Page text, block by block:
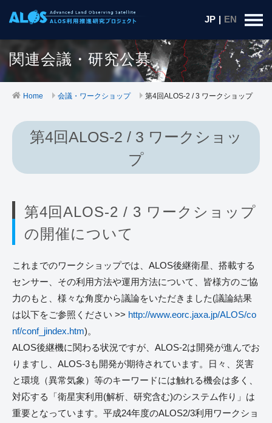
JP | EN
関連会議・研究公募
Home 会議・ワークショップ 第4回ALOS-2 / 3 ワークショップ
第4回ALOS-2 / 3 ワークショッ
プ
第4回ALOS-2 / 3 ワークショップ
の開催について
これまでのワークショップでは、ALOS後継衛星、搭載する
センサー、その利用方法や運用方法について、皆様方のご協
力のもと、様々な角度から議論をいただきました(議論結果
は以下をご参照ください >> http://www.eorc.jaxa.jp/ALOS/co
nf/conf_jindex.htm)。
ALOS後継機に関わる状況ですが、ALOS-2は開発が進んでお
りますし、ALOS-3も開発が期待されています。日々、災害
と環境（異常気象）等のキーワードには触れる機会は多く、
対応する「衛星実利用(解析、研究含む)のシステム作り」は
重要となっています。平成24年度のALOS2/3利用ワークショ